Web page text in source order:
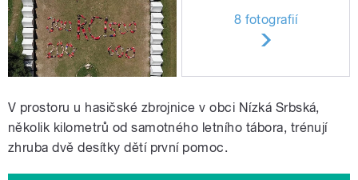
8 fotografií
V prostoru u hasičské zbrojnice v obci Nízká Srbská,
několik kilometrů od samotného letního tábora, trénují
zhruba dvě desítky dětí první pomoc.